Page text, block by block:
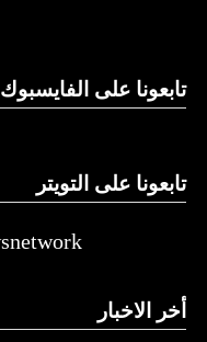
أخبار العالم